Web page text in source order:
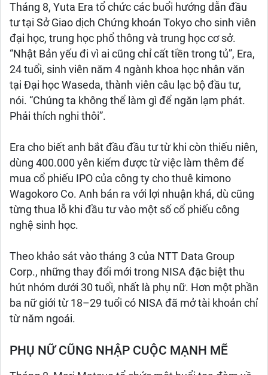
Tháng 8, Yuta Era tổ chức các buổi hướng dẫn đầu
tư tại Sở Giao dịch Chứng khoán Tokyo cho sinh viên
đại học, trung học phổ thông và trung học cơ sở.
“Nhật Bản yếu đi vì ai cũng chỉ cất tiền trong tủ”, Era,
24 tuổi, sinh viên năm 4 ngành khoa học nhân văn
tại Đại học Waseda, thành viên câu lạc bộ đầu tư,
nói. “Chúng ta không thể làm gì để ngăn lạm phát.
Phải thích nghi thôi”.
Era cho biết anh bắt đầu đầu tư từ khi còn thiếu niên,
dùng 400.000 yên kiếm được từ việc làm thêm để
mua cổ phiếu IPO của công ty cho thuê kimono
Wagokoro Co. Anh bán ra với lợi nhuận khá, dù cũng
từng thua lỗ khi đầu tư vào một số cổ phiếu công
nghệ sinh học.
Theo khảo sát vào tháng 3 của NTT Data Group
Corp., những thay đổi mới trong NISA đặc biệt thu
hút nhóm dưới 30 tuổi, nhất là phụ nữ. Hơn một phần
ba nữ giới từ 18–29 tuổi có NISA đã mở tài khoản chỉ
từ năm ngoái.
PHỤ NỮ CŨNG NHẬP CUỘC MẠNH MẼ